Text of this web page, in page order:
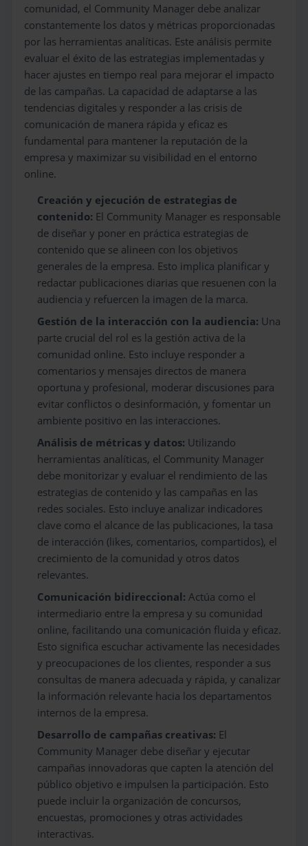
comunidad, el Community Manager debe analizar
constantemente los datos y métricas proporcionadas
por las herramientas analíticas. Este análisis permite
evaluar el éxito de las estrategias implementadas y
hacer ajustes en tiempo real para mejorar el impacto
de las campañas. La capacidad de adaptarse a las
tendencias digitales y responder a las crisis de
comunicación de manera rápida y eficaz es
fundamental para mantener la reputación de la
empresa y maximizar su visibilidad en el entorno
online.
Creación y ejecución de estrategias de
contenido: El Community Manager es responsable
de diseñar y poner en práctica estrategias de
contenido que se alineen con los objetivos
generales de la empresa. Esto implica planificar y
redactar publicaciones diarias que resuenen con la
audiencia y refuercen la imagen de la marca.
Gestión de la interacción con la audiencia: Una
parte crucial del rol es la gestión activa de la
comunidad online. Esto incluye responder a
comentarios y mensajes directos de manera
oportuna y profesional, moderar discusiones para
evitar conflictos o desinformación, y fomentar un
ambiente positivo en las interacciones.
Análisis de métricas y datos: Utilizando
herramientas analíticas, el Community Manager
debe monitorizar y evaluar el rendimiento de las
estrategias de contenido y las campañas en las
redes sociales. Esto incluye analizar indicadores
clave como el alcance de las publicaciones, la tasa
de interacción (likes, comentarios, compartidos), el
crecimiento de la comunidad y otros datos
relevantes.
Comunicación bidireccional: Actúa como el
intermediario entre la empresa y su comunidad
online, facilitando una comunicación fluida y eficaz.
Esto significa escuchar activamente las necesidades
y preocupaciones de los clientes, responder a sus
consultas de manera adecuada y rápida, y canalizar
la información relevante hacia los departamentos
internos de la empresa.
Desarrollo de campañas creativas: El
Community Manager debe diseñar y ejecutar
campañas innovadoras que capten la atención del
público objetivo e impulsen la participación. Esto
puede incluir la organización de concursos,
encuestas, promociones y otras actividades
interactivas.